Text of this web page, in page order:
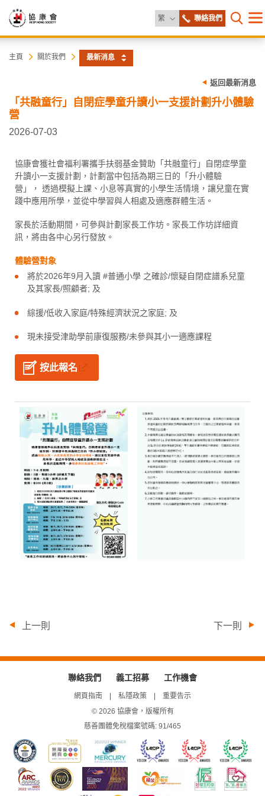
繁 更改語言聯絡我們
打開目
協
會
主頁 關於我們 最新消息
返回最新消息
「共融童行」自閉症學童升讀小一支援計劃升小體驗
營
2026-07-03
協康會獲社會福利署攜手扶弱基金贊助「共融童行」自閉症學童
升讀小一支援計劃，計劃當中包括為期三日的「升小體驗
營」， 透過模擬上課、小息等真實的小學生活情境，讓兒童在實
踐中應用所學，並從中學習與人相處及適應群體生活。
家長於活動期間，可參與計劃家長工作坊。家長工作坊詳細資
訊，將由各中心另行發放。
體驗營對象
將於2026年9月入讀 #普通小學 之確診/懷疑自閉症譜系兒童
及其家長/照顧者; 及
綜援/低收入家庭/特殊經濟狀況之家庭; 及
現未接受津助學前康復服務/未參與其小一適應課程
按此報名
上一則 下一則
聯絡我們 義工招募 工作機會
網頁指南 私隱政策
重要告示
© 2026 協康會，版權所有
慈善團體免稅檔案號碼: 91/465